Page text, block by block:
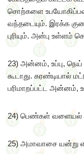
சொற்களை
வந்தடையும். இரக்க
புரியும். அன்பு
23) அன்னம், உப்பு,
கூடாது. கரண்டியால்
பரிமாறப்பட்ட அன்னம்,
24) பெண்கள் வளையல்
25) அமாவாசை யன்று